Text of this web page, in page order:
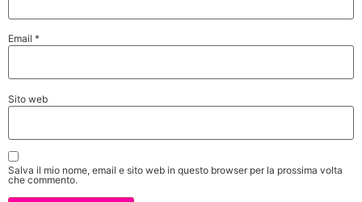
Email *
Sito web
Salva il mio nome, email e sito web in questo browser per la prossima volta
che commento.